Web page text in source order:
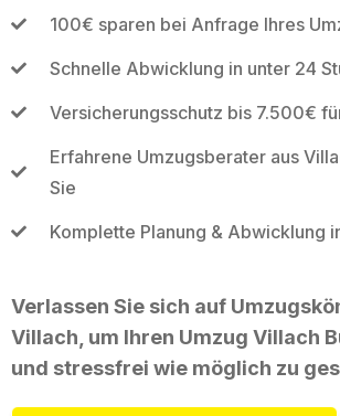
100€ sparen bei Anfrage Ihres
Schnelle Abwicklung in unter 24
Versicherungsschutz bis 7.500€
Erfahrene Umzugsberater aus
Sie
Komplette Planung & Abwicklung
Verlassen Sie sich auf
Villach, um Ihren Umzug Villach
und stressfrei wie möglich zu